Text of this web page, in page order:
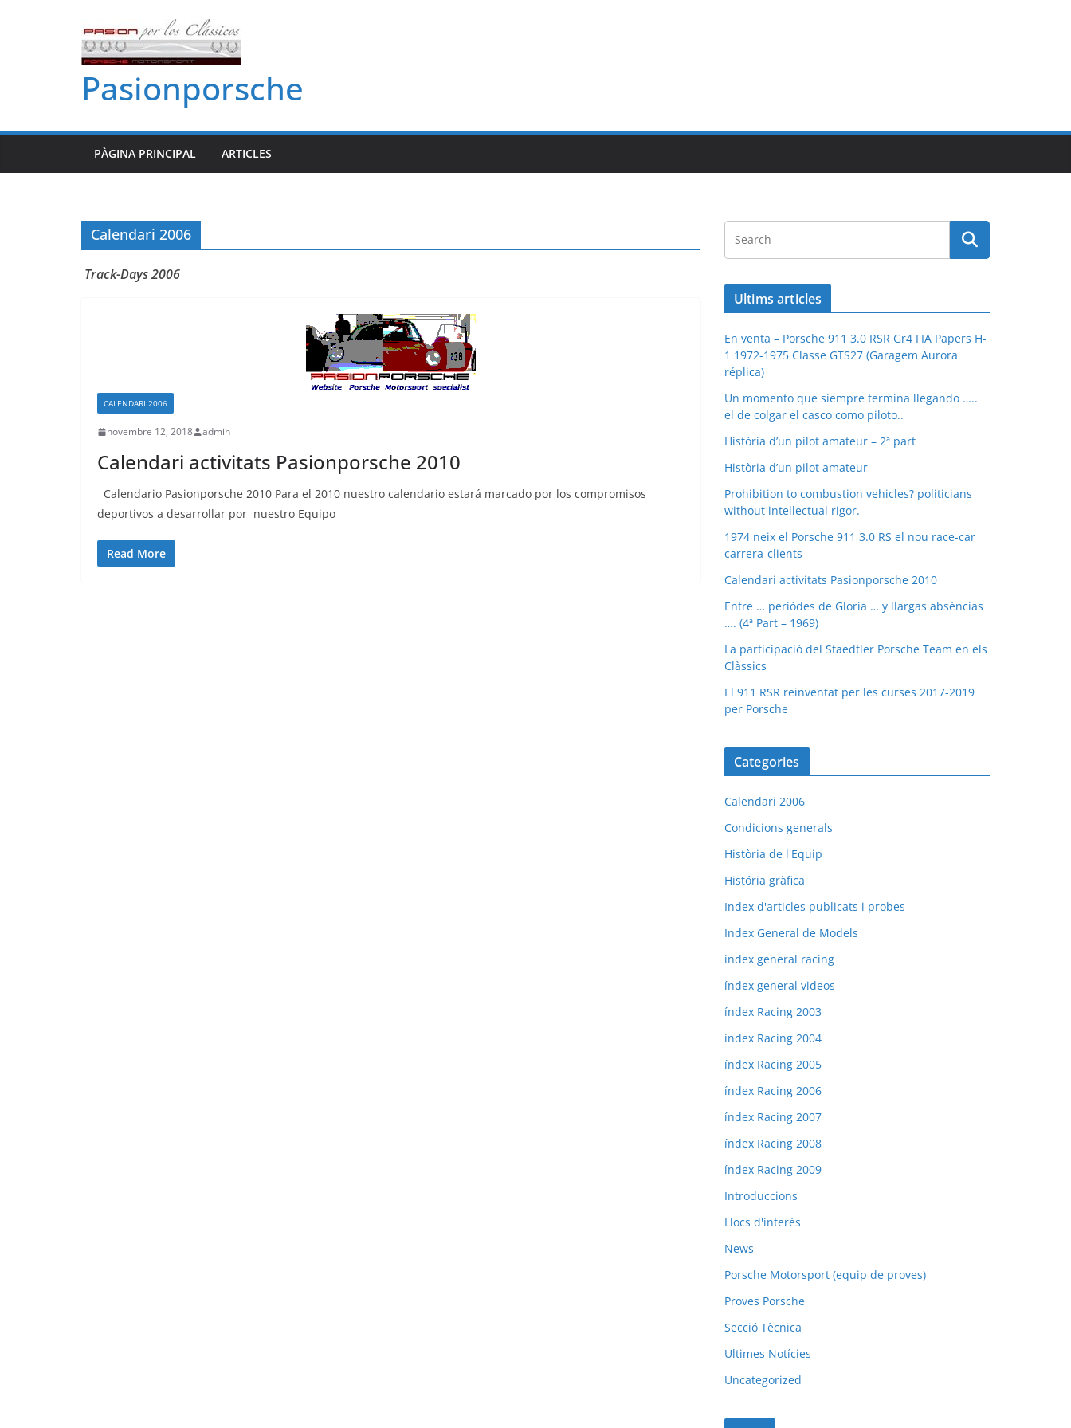
Pasionporsche
PÀGINA PRINCIPAL ARTICLES
Calendari 2006
Track-Days 2006
CALENDARI 2006
novembre 12, 2018 admin
Calendari activitats Pasionporsche 2010
Calendario Pasionporsche 2010 Para el 2010 nuestro calendario estará marcado por los compromisos
deportivos a desarrollar por nuestro Equipo
Read More
Ultims articles
En venta – Porsche 911 3.0 RSR Gr4 FIA Papers H-
1 1972-1975 Classe GTS27 (Garagem Aurora
réplica)
Un momento que siempre termina llegando …..
el de colgar el casco como piloto..
Història d’un pilot amateur – 2ª part
Història d’un pilot amateur
Prohibition to combustion vehicles? politicians
without intellectual rigor.
1974 neix el Porsche 911 3.0 RS el nou race-car
carrera-clients
Calendari activitats Pasionporsche 2010
Entre … periòdes de Gloria … y llargas absèncias
…. (4ª Part – 1969)
La participació del Staedtler Porsche Team en els
Clàssics
El 911 RSR reinventat per les curses 2017-2019
per Porsche
Categories
Calendari 2006
Condicions generals
Història de l'Equip
História gràfica
Index d'articles publicats i probes
Index General de Models
índex general racing
índex general videos
índex Racing 2003
índex Racing 2004
índex Racing 2005
índex Racing 2006
índex Racing 2007
índex Racing 2008
índex Racing 2009
Introduccions
Llocs d'interès
News
Porsche Motorsport (equip de proves)
Proves Porsche
Secció Tècnica
Ultimes Notícies
Uncategorized